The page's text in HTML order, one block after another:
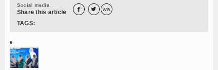
Social media
Share this article   wa
TAGS: